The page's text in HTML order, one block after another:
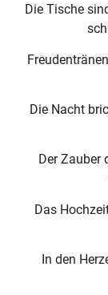
Die Tische
Die Nacht
Der Zauber
Das
In den